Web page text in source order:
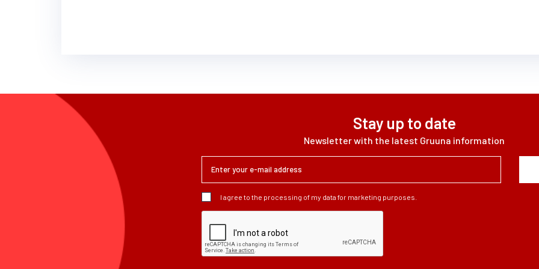
Stay up to date
Newsletter with the latest Gruuna information
I agree to the processing of my data for marketing purposes.